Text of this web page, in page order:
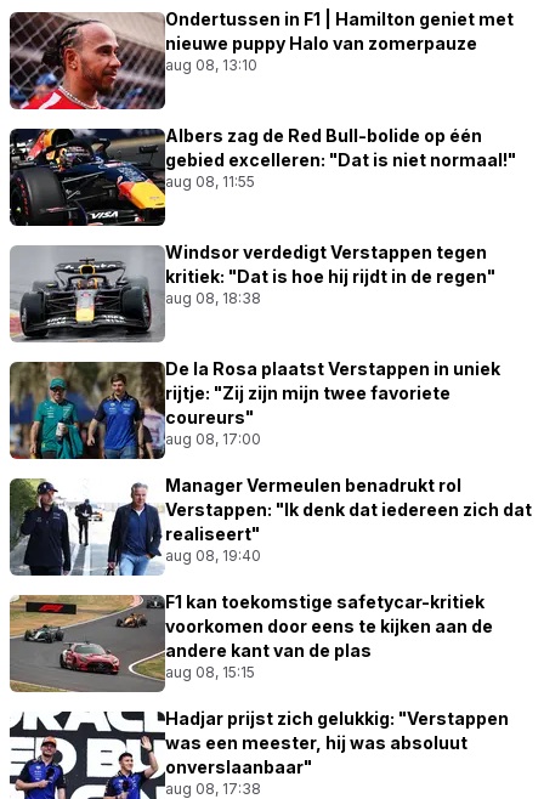
Ondertussen in F1 | Hamilton geniet met
nieuwe puppy Halo van zomerpauze
aug 08, 13:10
Albers zag de Red Bull-bolide op één
gebied excelleren: "Dat is niet normaal!"
aug 08, 11:55
Windsor verdedigt Verstappen tegen
kritiek: "Dat is hoe hij rijdt in de regen"
aug 08, 18:38
De la Rosa plaatst Verstappen in uniek
rijtje: "Zij zijn mijn twee favoriete
coureurs"
aug 08, 17:00
Manager Vermeulen benadrukt rol
Verstappen: "Ik denk dat iedereen zich dat
realiseert"
aug 08, 19:40
F1 kan toekomstige safetycar-kritiek
voorkomen door eens te kijken aan de
andere kant van de plas
aug 08, 15:15
Hadjar prijst zich gelukkig: "Verstappen
was een meester, hij was absoluut
onverslaanbaar"
aug 08, 17:38